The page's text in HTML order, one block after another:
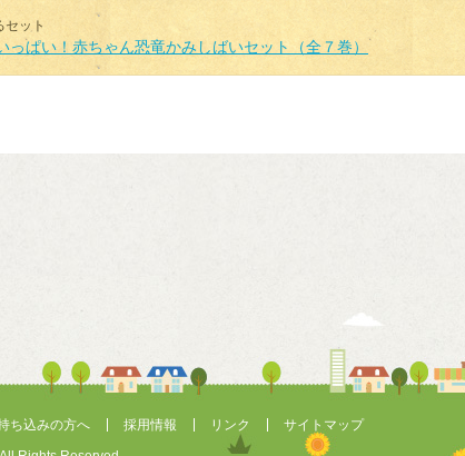
セット
っぱい！赤ちゃん恐竜かみしばいセット（全７巻）
ち込みの方へ 採用情報 リンク
サイトマップ